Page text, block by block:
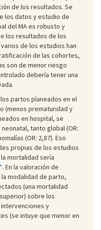
de los resultados. Se
los datos y estudio de
del MA es robusto y
los resultados de los
de los estudios han
de las cohortes,
son de menor riesgo
debería tener una
los partos planeados en el
(menos prematuridad y
en hospital, se
tanto global (OR:
(OR: 2,87). Eso
propias de los estudios
mortalidad sería
*. En la valoración de
modalidad de parto,
(una mortalidad
sobre los
y
(se intuye que menor en